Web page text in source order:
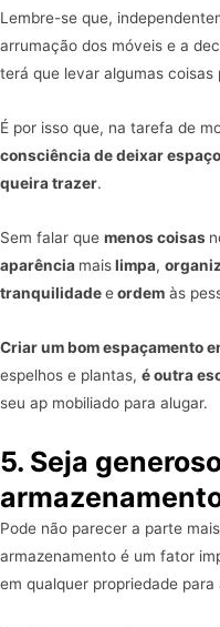
Lembre-se que,
arrumação dos móveis e a
terá que levar algumas coisas
É por isso que, na tarefa de
consciência de deixar
queira trazer.
Sem falar que menos coisas
aparência maislimpa,
tranquilidadeeordem às
Criar um bom espaçamento
espelhos e plantas, é outra
seu ap mobiliado para alugar.
5. Seja
Pode não parecer a parte
armazenamento é um fator
em qualquer propriedade para